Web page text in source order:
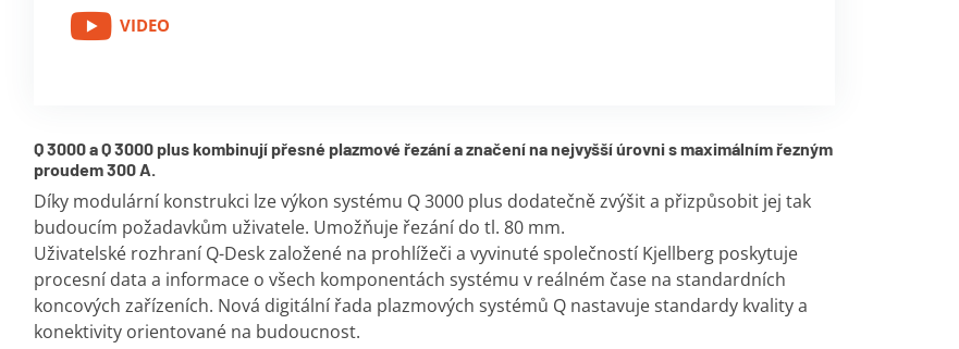
VIDEO
Q 3000 a Q 3000 plus kombinují přesné plazmové řezání a značení na nejvyšší úrovni s maximálním řezným
proudem 300 A.
Díky modulární konstrukci lze výkon systému Q 3000 plus dodatečně zvýšit a přizpůsobit jej tak
budoucím požadavkům uživatele. Umožňuje řezání do tl. 80 mm.
Uživatelské rozhraní Q-Desk založené na prohlížeči a vyvinuté společností Kjellberg poskytuje
procesní data a informace o všech komponentách systému v reálném čase na standardních
koncových zařízeních. Nová digitální řada plazmových systémů Q nastavuje standardy kvality a
konektivity orientované na budoucnost.